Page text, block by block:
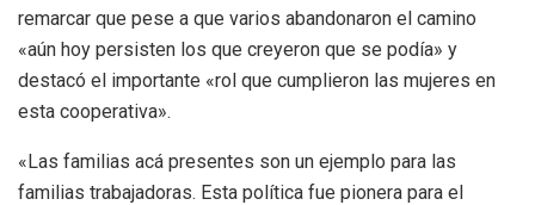
remarcar que pese a que varios abandonaron el camino
«aún hoy persisten los que creyeron que se podía» y
destacó el importante «rol que cumplieron las mujeres en
esta cooperativa».
«Las familias acá presentes son un ejemplo para las
familias trabajadoras. Esta política fue pionera para el